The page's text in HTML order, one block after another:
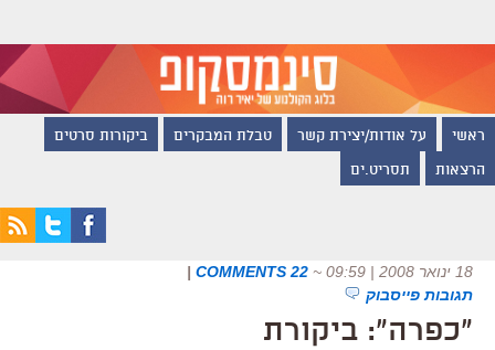
ראשי על אודות/יצירת קשר טבלת המבקרים ביקורות סרטים
הרצאות תסריט.ים
18 ינואר 2008 | 09:59 ~
22 COMMENTS
|
תגובות פייסבוק
"כפרה": ביקורת